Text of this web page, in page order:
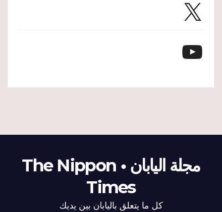
X
YouTube
مجلة اليابان • The Nippon
Times
كل ما يتعلق باليابان بين يديك